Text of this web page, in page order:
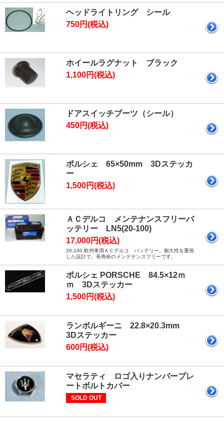
ヘッドライトリング シール
750円(税込)
ホイールラグナット ブラック
1,100円(税込)
ドアスイッチブーツ（シール）
450円(税込)
ポルシェ 65×50mm 3Dステッカ
ー
1,500円(税込)
ＡＣデルコ メンテナンスフリーバ
ッテリー LN5(20-100)
17,000円(税込)
20-100 欧州車用ＡＣデルコ バッテリー。耐久性を重視
した設計で、長寿命のメンテナンスフリーです。
ポルシェ PORSCHE 84.5×12ｍ
ｍ 3Dステッカー
1,500円(税込)
ランボルギーニ 22.8×20.3mm
3Dステッカー
600円(税込)
マセラティ ロゴ入りナンバープレ
ートボルトカバー
SOLD OUT